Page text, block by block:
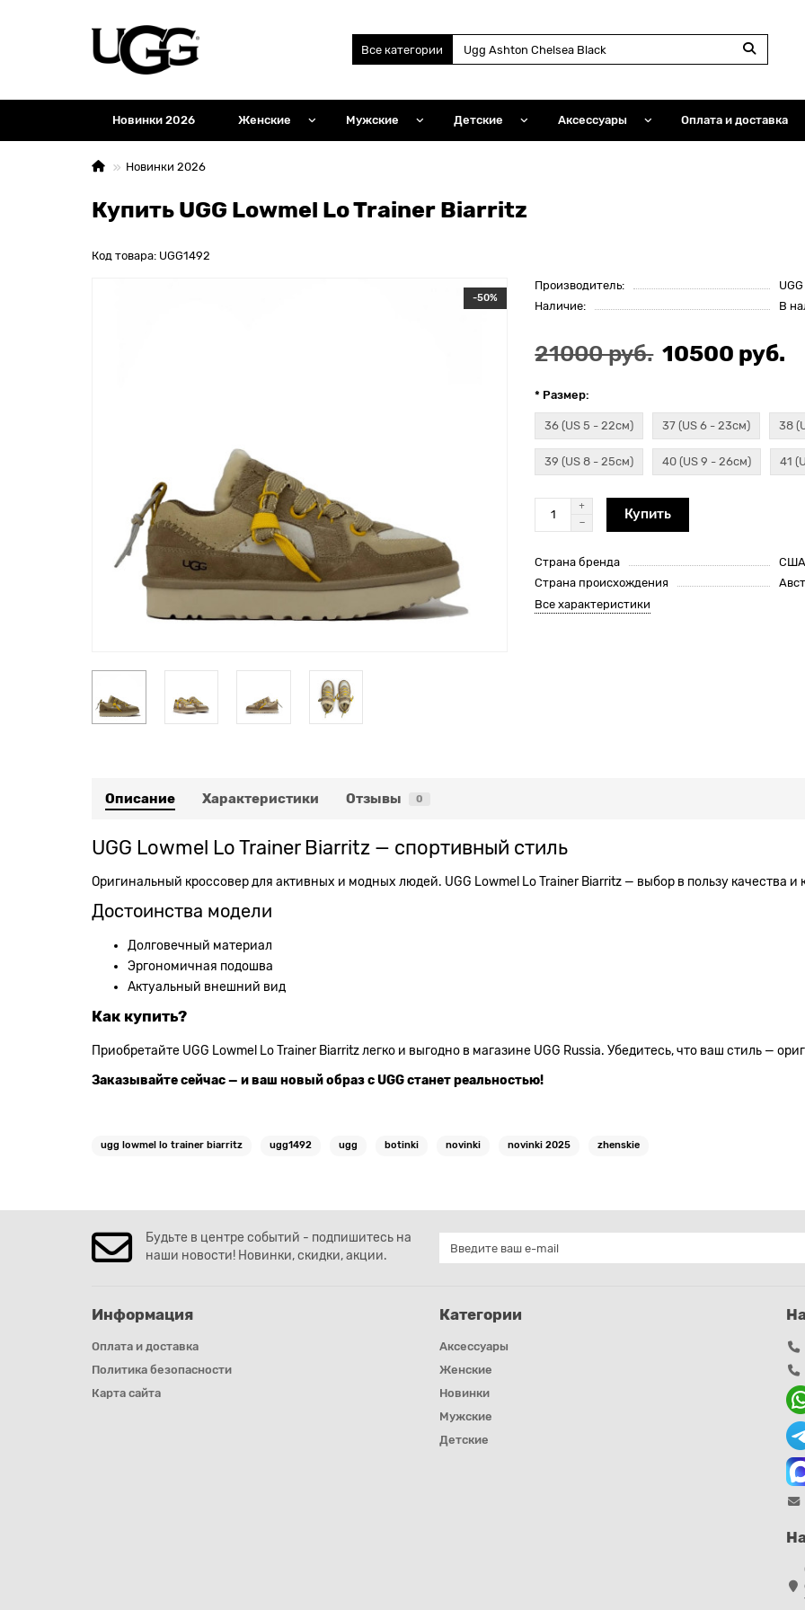
Все категории
Новинки 2026 Женские Мужские Детские Аксессуары Оплата и доставка
Новинки 2026
Купить UGG Lowmel Lo Trainer Biarritz
Код товара: UGG1492
-50%
Производитель:
UGG
Наличие:
В
21000 руб. 10500 руб.
* Размер:
36 (US 5 - 22см) 37 (US 6 - 23см) 38
39 (US 8 - 25см) 40 (US 9 - 26см) 41
Купить
Страна бренда
США
Страна происхождения
Все характеристики
Описание Характеристики Отзывы 0
UGG Lowmel Lo Trainer Biarritz — спортивный стиль
Оригинальный кроссовер для активных и модных людей. UGG Lowmel Lo Trainer Biarritz — выбор в пользу качества и
Достоинства модели
Долговечный материал
Эргономичная подошва
Актуальный внешний вид
Как купить?
Приобретайте UGG Lowmel Lo Trainer Biarritz легко и выгодно в магазине UGG Russia. Убедитесь, что ваш стиль —
Заказывайте сейчас — и ваш новый образ с UGG станет реальностью!
ugg lowmel lo trainer biarritz ugg1492 ugg botinki novinki novinki 2025 zhenskie
Будьте в центре событий - подпишитесь на
наши новости! Новинки, скидки, акции.
Информация
Оплата и доставка
Политика безопасности
Карта сайта
Категории
Аксессуары
Женские
Новинки
Мужские
Детские